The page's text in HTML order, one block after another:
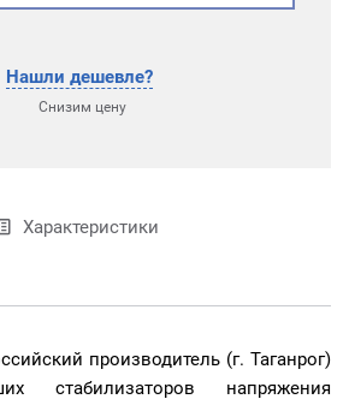
Нашли дешевле?
Снизим цену
Характеристики
производитель (г. Таганрог)
стабилизаторов напряжения